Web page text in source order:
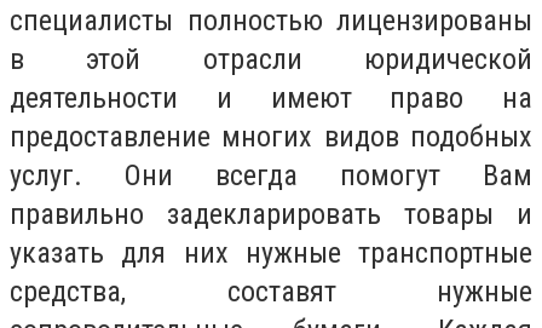
специалисты полностью лицензированы
в этой отрасли юридической
деятельности и имеют право на
предоставление многих видов подобных
услуг. Они всегда помогут Вам
правильно задекларировать товары и
указать для них нужные транспортные
средства, составят нужные